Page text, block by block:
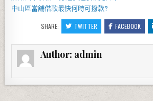
中山區當舖借款最快何時可撥款?
SHARE: TWITTER FACEBOOK
Author: admin